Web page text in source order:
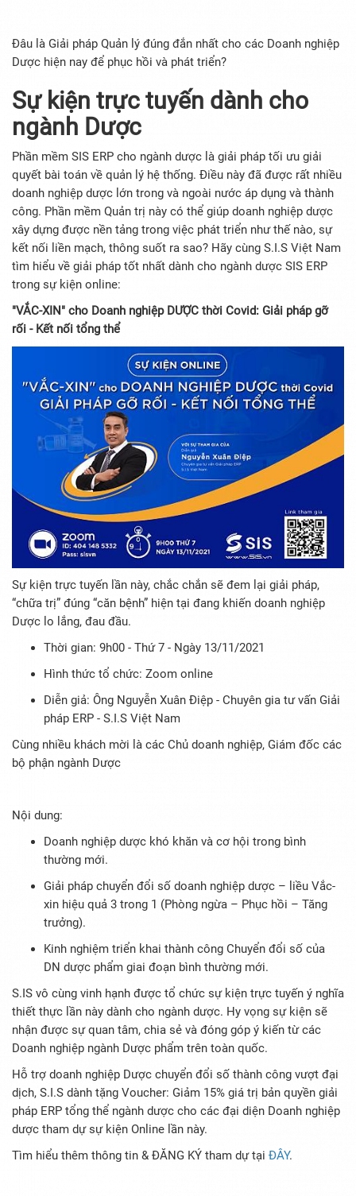
Đâu là Giải pháp Quản lý đúng đắn nhất cho các Doanh nghiệp
Dược hiện nay để phục hồi và phát triển?
Sự kiện trực tuyến dành cho
ngành Dược
Phần mềm SIS ERP cho ngành dược là giải pháp tối ưu giải
quyết bài toán về quản lý hệ thống. Điều này đã được rất nhiều
doanh nghiệp dược lớn trong và ngoài nước áp dụng và thành
công. Phần mềm Quản trị này có thể giúp doanh nghiệp dược
xây dựng được nền tảng trong việc phát triển như thế nào, sự
kết nối liền mạch, thông suốt ra sao? Hãy cùng S.I.S Việt Nam
tìm hiểu về giải pháp tốt nhất dành cho ngành dược SIS ERP
trong sự kiện online:
"VẮC-XIN" cho Doanh nghiệp DƯỢC thời Covid: Giải pháp gỡ
rối - Kết nối tổng thể
Sự kiện trực tuyến lần này, chắc chắn sẽ đem lại giải pháp,
“chữa trị” đúng “căn bệnh” hiện tại đang khiến doanh nghiệp
Dược lo lắng, đau đầu.
Thời gian: 9h00 - Thứ 7 - Ngày 13/11/2021
Hình thức tổ chức: Zoom online
Diễn giả: Ông Nguyễn Xuân Điệp - Chuyên gia tư vấn Giải
pháp ERP - S.I.S Việt Nam
Cùng nhiều khách mời là các Chủ doanh nghiệp, Giám đốc các
bộ phận ngành Dược
Nội dung:
Doanh nghiệp dược khó khăn và cơ hội trong bình
thường mới.
Giải pháp chuyển đổi số doanh nghiệp dược – liều Vắc-
xin hiệu quả 3 trong 1 (Phòng ngừa – Phục hồi – Tăng
trưởng).
Kinh nghiệm triển khai thành công Chuyển đổi số của
DN dược phẩm giai đoạn bình thường mới.
S.IS vô cùng vinh hạnh được tổ chức sự kiện trực tuyến ý nghĩa
thiết thực lần này dành cho ngành dược. Hy vọng sự kiện sẽ
nhận được sự quan tâm, chia sẻ và đóng góp ý kiến từ các
Doanh nghiệp ngành Dược phẩm trên toàn quốc.
Hỗ trợ doanh nghiệp Dược chuyển đổi số thành công vượt đại
dịch, S.I.S dành tặng Voucher: Giảm 15% giá trị bản quyền giải
pháp ERP tổng thể ngành dược cho các đại diện Doanh nghiệp
dược tham dự sự kiện Online lần này.
Tìm hiểu thêm thông tin & ĐĂNG KÝ tham dự tại ĐÂY.